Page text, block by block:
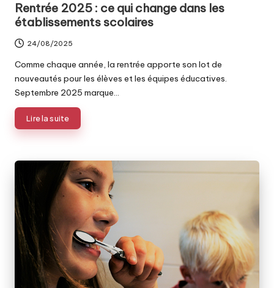
Rentrée 2025 : ce qui change dans les
établissements scolaires
24/08/2025
Comme chaque année, la rentrée apporte son lot de
nouveautés pour les élèves et les équipes éducatives.
Septembre 2025 marque…
Lire la suite